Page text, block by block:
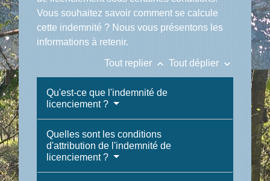
Vous souhaitez savoir comment se calcule
cette indemnité ? Nous vous présentons les
informations à retenir.
Tout replier keyboard_arrow_up Tout déplier keyboard_arrow_down
Qu'est-ce que l'indemnité de
licenciement ?
Quelles sont les conditions
d'attribution de l'indemnité de
licenciement ?